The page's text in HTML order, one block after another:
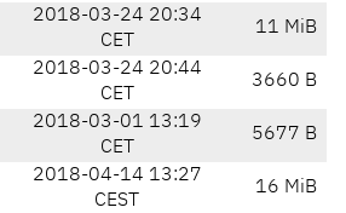
2018-03-24 20:34
CET
11 MiB
2018-03-24 20:44
CET
3660 B
2018-03-01 13:19
CET
5677 B
2018-04-14 13:27
CEST
16 MiB